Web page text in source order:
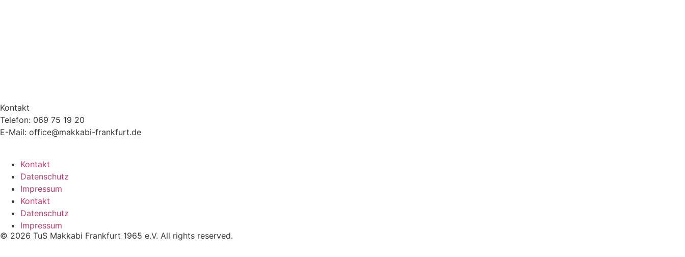
Kontakt
Telefon: 069 75 19 20
E-Mail: office@makkabi-frankfurt.de
Kontakt
Datenschutz
Impressum
Kontakt
Datenschutz
Impressum
© 2026 TuS Makkabi Frankfurt 1965 e.V. All rights reserved.